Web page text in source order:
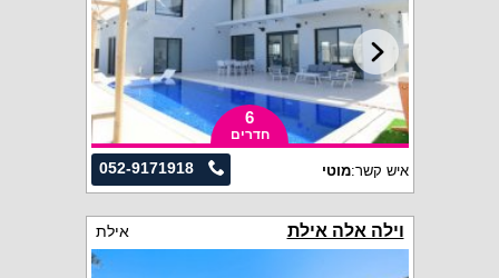
6
חדרים
052-9171918 איש קשר:מוטי
וילה אלה אילת אילת